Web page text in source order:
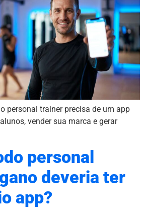
personal trainer precisa de um app
vender sua marca e gerar
personal
deveria ter
app?